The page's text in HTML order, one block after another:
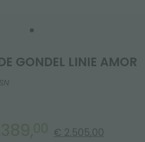
GONDEL LINIE AMOR
00 € 2.505,00